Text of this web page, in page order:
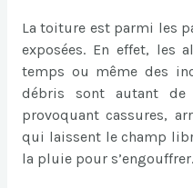
La toiture est parmi les
exposées. En effet, les
temps ou même des
débris sont autant de
provoquant cassures,
qui laissent le champ
la pluie pour s’engouffrer.